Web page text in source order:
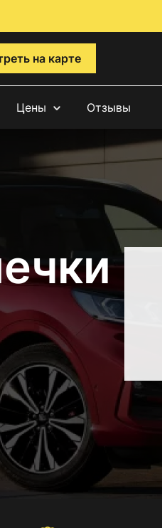
на карте
Цены Отзывы